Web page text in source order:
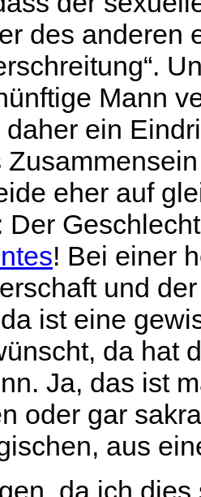
des anderen
Mann
daher ein
eher auf
Der
! Bei einer
und
ist eine
da hat
Ja, das ist
oder gar
aus
da ich